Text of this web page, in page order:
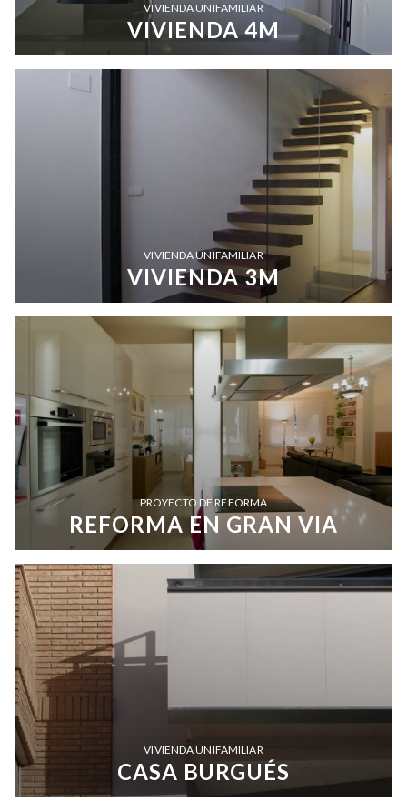
VIVIENDA UNIFAMILIAR
VIVIENDA 4M
VIVIENDA UNIFAMILIAR
VIVIENDA 3M
PROYECTO DE REFORMA
REFORMA EN GRAN VIA
VIVIENDA UNIFAMILIAR
CASA BURGUÉS